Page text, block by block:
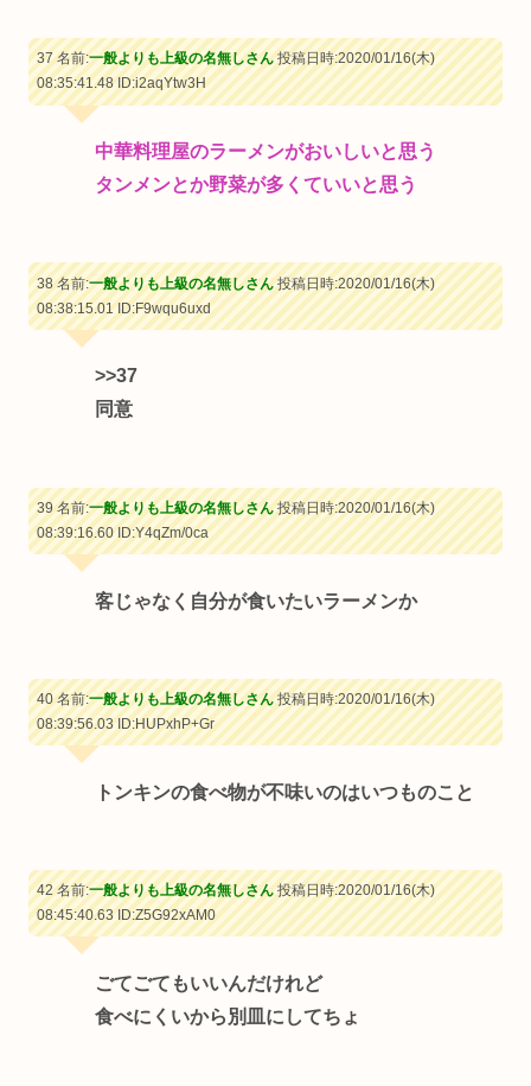
37 名前:一般よりも上級の名無しさん投稿日時:2020/01/16(木)
08:35:41.48ID:i2aqYtw3H
中華料理屋のラーメンがおいしいと思う
タンメンとか野菜が多くていいと思う
38 名前:一般よりも上級の名無しさん投稿日時:2020/01/16(木)
08:38:15.01ID:F9wqu6uxd
>>37
同意
39 名前:一般よりも上級の名無しさん投稿日時:2020/01/16(木)
08:39:16.60ID:Y4qZm/0ca
客じゃなく自分が食いたいラーメンか
40 名前:一般よりも上級の名無しさん投稿日時:2020/01/16(木)
08:39:56.03ID:HUPxhP+Gr
トンキンの食べ物が不味いのはいつものこと
42 名前:一般よりも上級の名無しさん投稿日時:2020/01/16(木)
08:45:40.63ID:Z5G92xAM0
ごてごてもいいんだけれど
食べにくいから別皿にしてちょ